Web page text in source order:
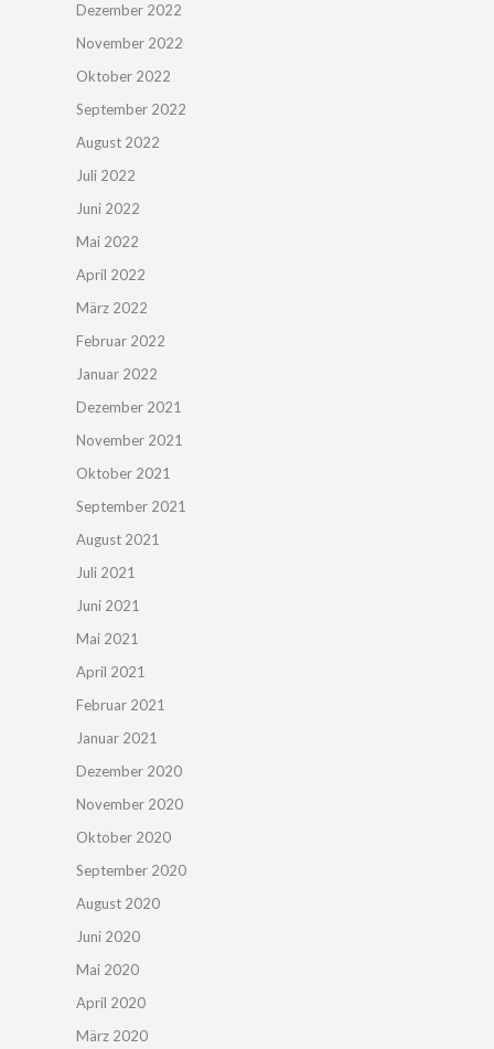
Dezember 2022
November 2022
Oktober 2022
September 2022
August 2022
Juli 2022
Juni 2022
Mai 2022
April 2022
März 2022
Februar 2022
Januar 2022
Dezember 2021
November 2021
Oktober 2021
September 2021
August 2021
Juli 2021
Juni 2021
Mai 2021
April 2021
Februar 2021
Januar 2021
Dezember 2020
November 2020
Oktober 2020
September 2020
August 2020
Juni 2020
Mai 2020
April 2020
März 2020